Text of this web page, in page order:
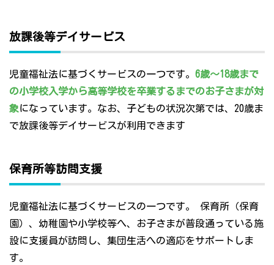
放課後等デイサービス
児童福祉法に基づくサービスの一つです。 6歳～18歳まで
の小学校入学から高等学校を卒業するまでのお子さまが対
象になっています。なお、子どもの状況次第では、20歳ま
で放課後等デイサービスが利用できます
保育所等訪問支援
児童福祉法に基づくサービスの一つです。 保育所（保育
園）、幼稚園や小学校等へ、お子さまが普段通っている施
設に支援員が訪問し、集団生活への適応をサポートしま
す。